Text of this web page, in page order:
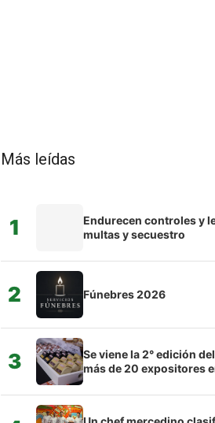
Más leídas
1
Endurecen controles y
multas y secuestro
2 Fúnebres 2026
3
Se viene la 2° edición
más de 20 expositores